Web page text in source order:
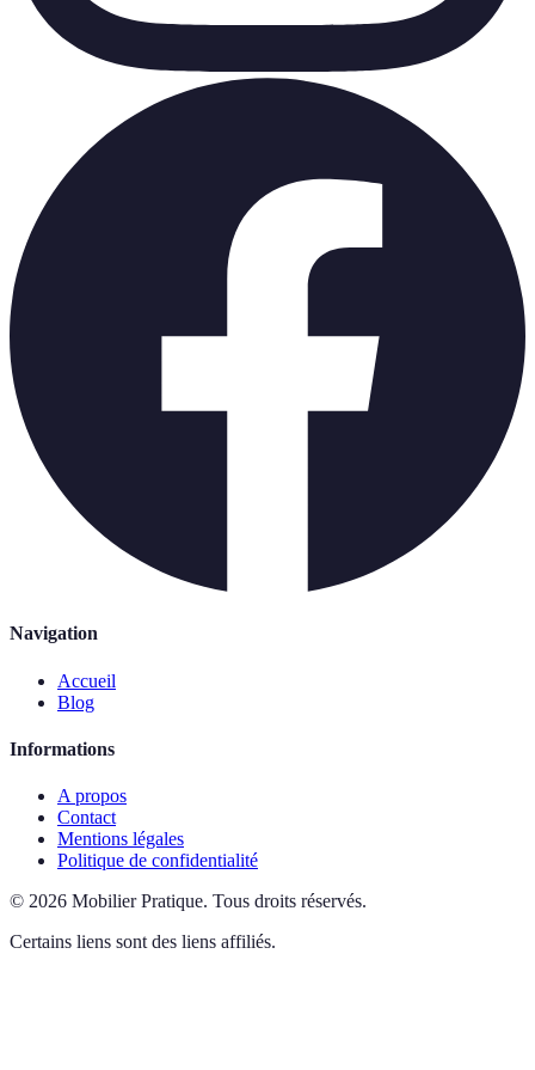
Navigation
Accueil
Blog
Informations
A propos
Contact
Mentions légales
Politique de confidentialité
© 2026 Mobilier Pratique. Tous droits réservés.
Certains liens sont des liens affiliés.